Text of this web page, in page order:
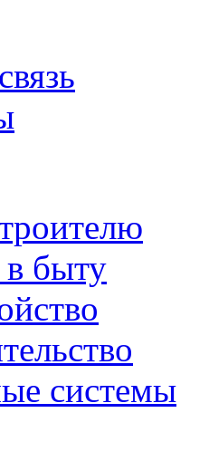
в быту
системы